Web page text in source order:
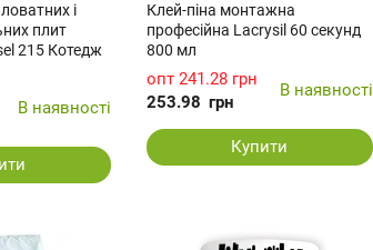
і
плит
215 Котедж
В наявності
Клей-піна монтажна
професійна Lacrysil 60 секунд
800 мл
опт 241.28 грн
253.98 грн
В наявності
Купити